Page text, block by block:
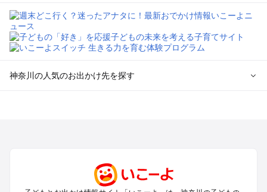
神奈川の人気のお出かけ先を探す
小田原・熱海・湯河原・真鶴のプールお出かけ
町田・相模原・愛川・上野原のプールお出かけ